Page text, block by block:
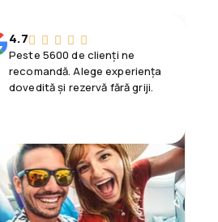
4.7
Peste 5600 de clienți ne
recomandă. Alege experiența
dovedită și rezervă fără griji.